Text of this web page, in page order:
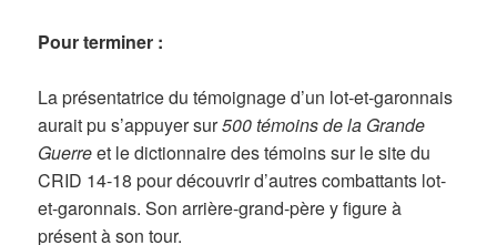
Pour terminer :
La présentatrice du témoignage d’un lot-et-garonnais
aurait pu s’appuyer sur500 témoins de la Grande
Guerreet le dictionnaire des témoins sur le site du
CRID 14-18 pour découvrir d’autres combattants lot-
et-garonnais. Son arrière-grand-père y figure à
présent à son tour.